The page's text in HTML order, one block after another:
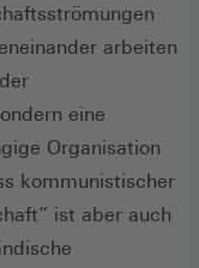
arbeiten
eine
Organisation
kommunistischer
ist aber auch